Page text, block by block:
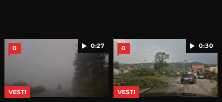
0:27
0
VESTI
0:30
0
VESTI